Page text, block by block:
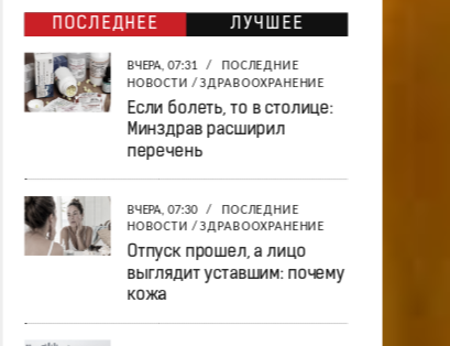
ПОСЛЕДНЕЕ ЛУЧШЕЕ
ВЧЕРА, 07:31 /
ПОСЛЕДНИЕ
НОВОСТИ /ЗДРАВООХРАНЕНИЕ
Если болеть, то в столице:
Минздрав расширил
перечень
ВЧЕРА, 07:30 /
ПОСЛЕДНИЕ
НОВОСТИ /ЗДРАВООХРАНЕНИЕ
Отпуск прошел, а лицо
выглядит уставшим: почему
кожа